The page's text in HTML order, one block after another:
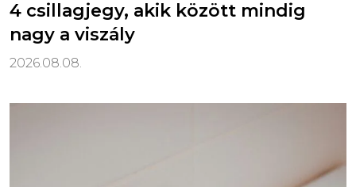
4 csillagjegy, akik között mindig
nagy a viszály
2026.08.08.